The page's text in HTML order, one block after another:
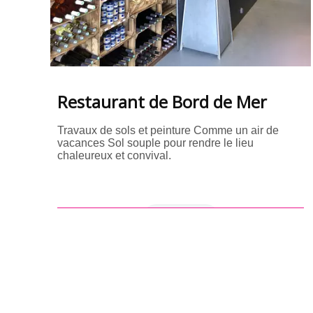
Restaurant de Bord de Mer
Travaux de sols et peinture Comme un air de
vacances Sol souple pour rendre le lieu
chaleureux et convival.